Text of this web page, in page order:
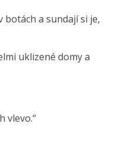
botách a sundají si je,
uklizené domy a
vlevo.“